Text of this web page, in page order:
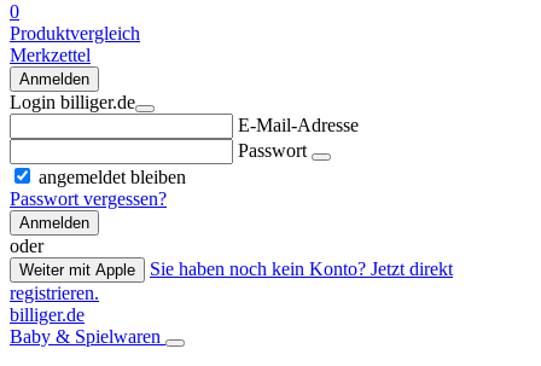
0
Produktvergleich
Merkzettel
Anmelden
Login billiger.de
E-Mail-Adresse
Passwort
angemeldet bleiben
Passwort vergessen?
Anmelden
oder
Weiter mit Apple
Sie haben noch kein Konto? Jetzt direkt
registrieren.
billiger.de
Baby & Spielwaren